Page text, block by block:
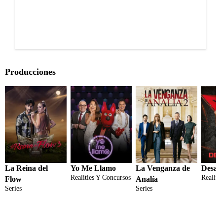
Producciones
La Reina del
Flow
Series
Yo Me Llamo
Realities Y Concursos
La Venganza de
Analía
Series